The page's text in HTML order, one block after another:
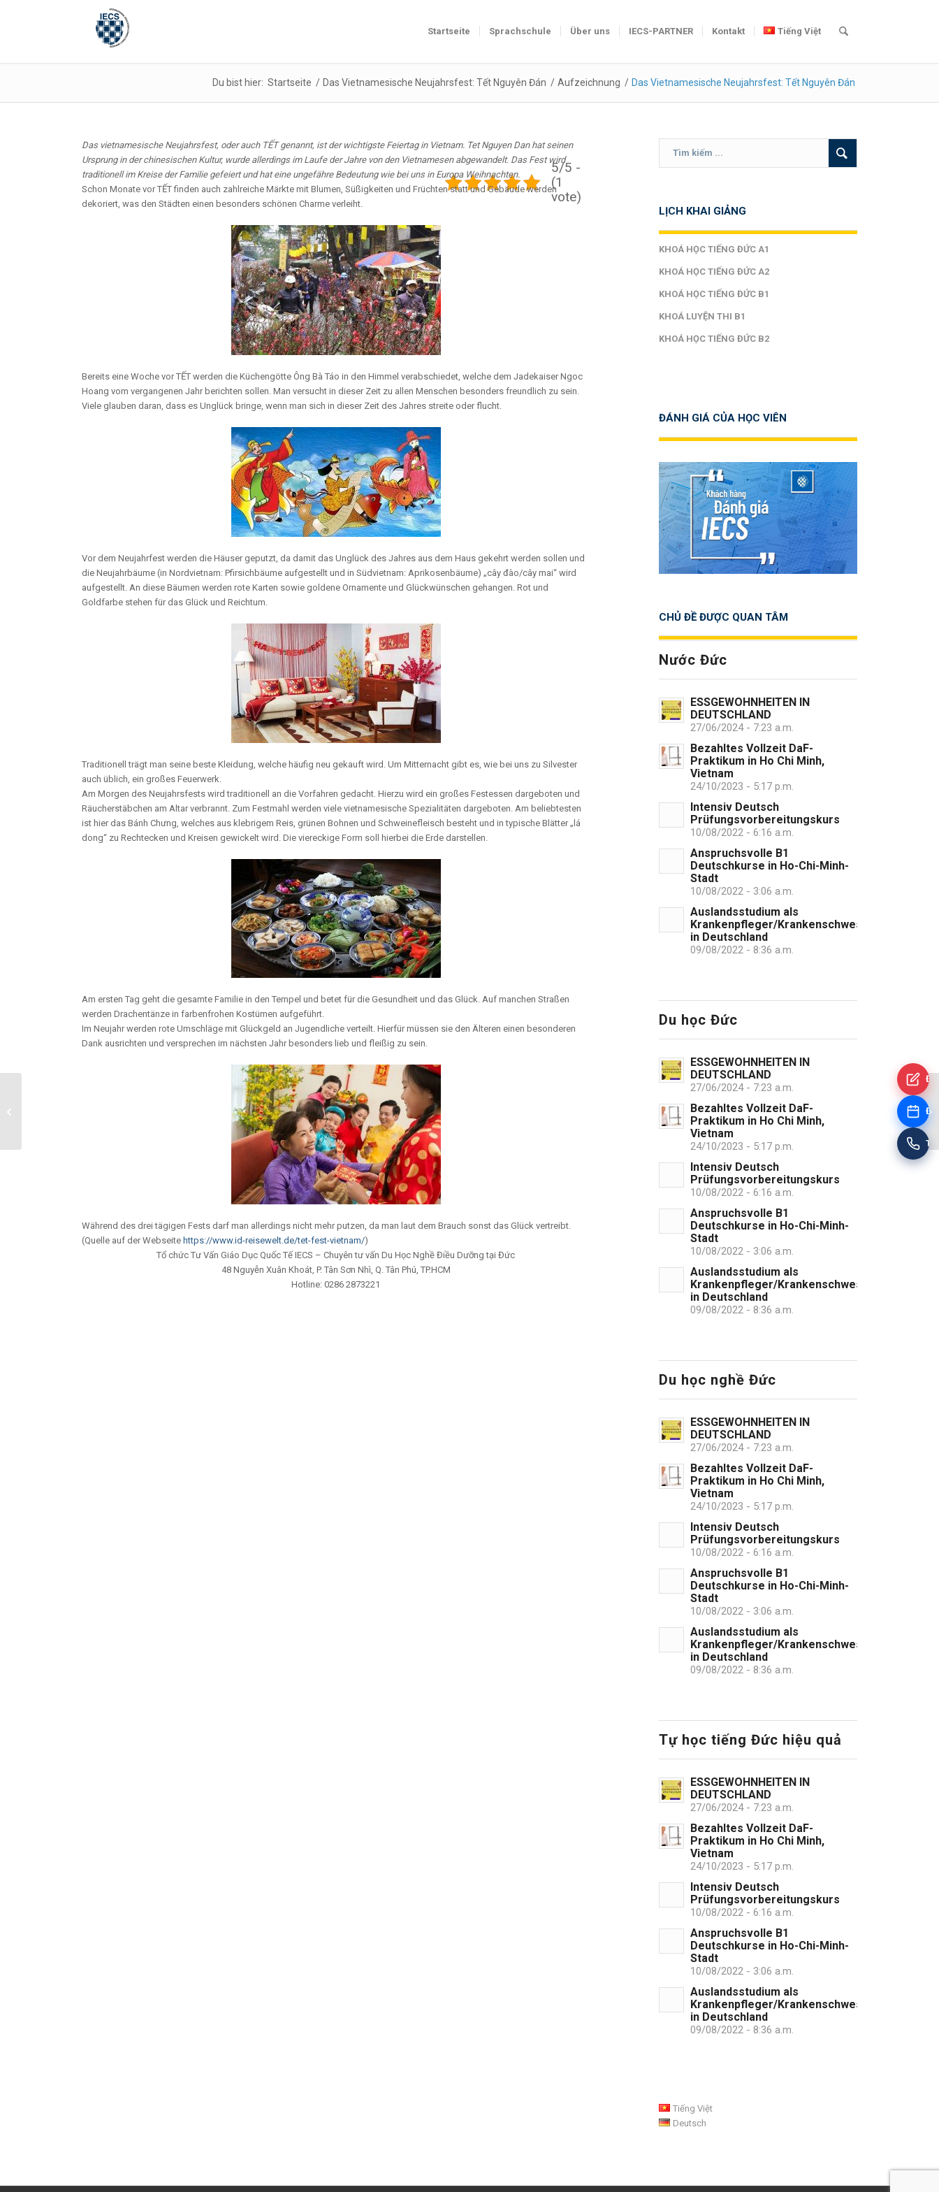
Startseite Sprachschule Über uns IECS-PARTNER Kontakt Tiếng Việt
Du bist hier: Startseite / Das Vietnamesische Neujahrsfest: Tết Nguyên Đán / Aufzeichnung / Das Vietnamesische Neujahrsfest: Tết Nguyên Đán
Das vietnamesische Neujahrsfest, oder auch TẾT genannt, ist der wichtigste Feiertag in Vietnam. Tet Nguyen Dan hat seinen
Ursprung in der chinesischen Kultur, wurde allerdings im Laufe der Jahre von den Vietnamesen abgewandelt. Das Fest wird
traditionell im Kreise der Familie gefeiert und hat eine ungefähre Bedeutung wie bei uns in Europa Weihnachten.
Schon Monate vor TẾT finden auch zahlreiche Märkte mit Blumen, Süßigkeiten und Früchten statt und Gebäude werden
dekoriert, was den Städten einen besonders schönen Charme verleiht.
Bereits eine Woche vor TẾT werden die Küchengötte Ông Bà Táo in den Himmel verabschiedet, welche dem Jadekaiser Ngoc
Hoang vom vergangenen Jahr berichten sollen. Man versucht in dieser Zeit zu allen Menschen besonders freundlich zu sein.
Viele glauben daran, dass es Unglück bringe, wenn man sich in dieser Zeit des Jahres streite oder flucht.
Vor dem Neujahrfest werden die Häuser geputzt, da damit das Unglück des Jahres aus dem Haus gekehrt werden sollen und
die Neujahrbäume (in Nordvietnam: Pfirsichbäume aufgestellt und in Südvietnam: Aprikosenbäume) „cây đào/cây mai“ wird
aufgestellt. An diese Bäumen werden rote Karten sowie goldene Ornamente und Glückwünschen gehangen. Rot und
Goldfarbe stehen für das Glück und Reichtum.
Traditionell trägt man seine beste Kleidung, welche häufig neu gekauft wird. Um Mitternacht gibt es, wie bei uns zu Silvester
auch üblich, ein großes Feuerwerk.
Am Morgen des Neujahrsfests wird traditionell an die Vorfahren gedacht. Hierzu wird ein großes Festessen dargeboten und
Räucherstäbchen am Altar verbrannt. Zum Festmahl werden viele vietnamesische Spezialitäten dargeboten. Am beliebtesten
ist hier das Bánh Chưng, welches aus klebrigem Reis, grünen Bohnen und Schweinefleisch besteht und in typische Blätter „lá
dong“ zu Rechtecken und Kreisen gewickelt wird. Die viereckige Form soll hierbei die Erde darstellen.
Am ersten Tag geht die gesamte Familie in den Tempel und betet für die Gesundheit und das Glück. Auf manchen Straßen
werden Drachentänze in farbenfrohen Kostümen aufgeführt.
Im Neujahr werden rote Umschläge mit Glückgeld an Jugendliche verteilt. Hierfür müssen sie den Älteren einen besonderen
Dank ausrichten und versprechen im nächsten Jahr besonders lieb und fleißig zu sein.
Während des drei tägigen Fests darf man allerdings nicht mehr putzen, da man laut dem Brauch sonst das Glück vertreibt.
(Quelle auf der Webseite https://www.id-reisewelt.de/tet-fest-vietnam/)
Tổ chức Tư Vấn Giáo Dục Quốc Tế IECS – Chuyên tư vấn Du Học Nghề Điều Dưỡng tại Đức
48 Nguyễn Xuân Khoát, P. Tân Sơn Nhì, Q. Tân Phú, TP.HCM
Hotline: 0286 2873221
5/5 -
(1
vote)
LỊCH KHAI GIẢNG
KHOÁ HỌC TIẾNG ĐỨC A1
KHOÁ HỌC TIẾNG ĐỨC A2
KHOÁ HỌC TIẾNG ĐỨC B1
KHOÁ LUYỆN THI B1
KHOÁ HỌC TIẾNG ĐỨC B2
ĐÁNH GIÁ CỦA HỌC VIÊN
CHỦ ĐỀ ĐƯỢC QUAN TÂM
Nước Đức
ESSGEWOHNHEITEN IN
DEUTSCHLAND
27/06/2024 - 7:23 a.m.
Bezahltes Vollzeit DaF-
Praktikum in Ho Chi Minh,
Vietnam
24/10/2023 - 5:17 p.m.
Intensiv Deutsch
Prüfungsvorbereitungskurs
10/08/2022 - 6:16 a.m.
Anspruchsvolle B1
Deutschkurse in Ho-Chi-Minh-
Stadt
10/08/2022 - 3:06 a.m.
Auslandsstudium als
Krankenpfleger/Krankenschwester
in Deutschland
09/08/2022 - 8:36 a.m.
Du học Đức
ESSGEWOHNHEITEN IN
DEUTSCHLAND
27/06/2024 - 7:23 a.m.
Bezahltes Vollzeit DaF-
Praktikum in Ho Chi Minh,
Vietnam
24/10/2023 - 5:17 p.m.
Intensiv Deutsch
Prüfungsvorbereitungskurs
10/08/2022 - 6:16 a.m.
Anspruchsvolle B1
Deutschkurse in Ho-Chi-Minh-
Stadt
10/08/2022 - 3:06 a.m.
Auslandsstudium als
Krankenpfleger/Krankenschwester
in Deutschland
09/08/2022 - 8:36 a.m.
Du học nghề Đức
ESSGEWOHNHEITEN IN
DEUTSCHLAND
27/06/2024 - 7:23 a.m.
Bezahltes Vollzeit DaF-
Praktikum in Ho Chi Minh,
Vietnam
24/10/2023 - 5:17 p.m.
Intensiv Deutsch
Prüfungsvorbereitungskurs
10/08/2022 - 6:16 a.m.
Anspruchsvolle B1
Deutschkurse in Ho-Chi-Minh-
Stadt
10/08/2022 - 3:06 a.m.
Auslandsstudium als
Krankenpfleger/Krankenschwester
in Deutschland
09/08/2022 - 8:36 a.m.
Tự học tiếng Đức hiệu quả
ESSGEWOHNHEITEN IN
DEUTSCHLAND
27/06/2024 - 7:23 a.m.
Bezahltes Vollzeit DaF-
Praktikum in Ho Chi Minh,
Vietnam
24/10/2023 - 5:17 p.m.
Intensiv Deutsch
Prüfungsvorbereitungskurs
10/08/2022 - 6:16 a.m.
Anspruchsvolle B1
Deutschkurse in Ho-Chi-Minh-
Stadt
10/08/2022 - 3:06 a.m.
Auslandsstudium als
Krankenpfleger/Krankenschwester
in Deutschland
09/08/2022 - 8:36 a.m.
Tiếng Việt
Deutsch
Tư